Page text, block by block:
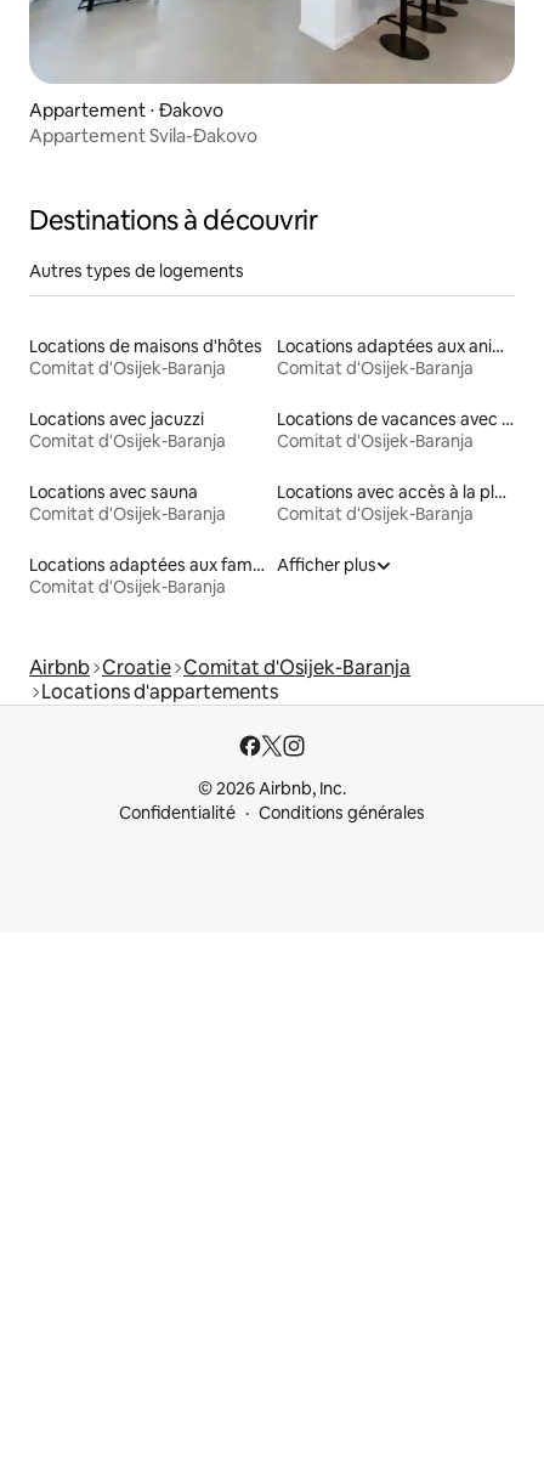
Appartement ⋅ Đakovo
Appartement Svila-Đakovo
Destinations à découvrir
Autres types de logements
Locations de maisons d'hôtes
Comitat d'Osijek-Baranja
Locations adaptées aux animaux
Comitat d'Osijek-Baranja
Locations avec jacuzzi
Comitat d'Osijek-Baranja
Locations de vacances avec piscine
Comitat d'Osijek-Baranja
Locations avec sauna
Comitat d'Osijek-Baranja
Locations avec accès à la plage
Comitat d'Osijek-Baranja
Locations adaptées aux familles
Comitat d'Osijek-Baranja
Afficher plus
Airbnb Croatie Comitat d'Osijek-Baranja
Locations d'appartements
© 2026 Airbnb, Inc.
Confidentialité
Conditions générales